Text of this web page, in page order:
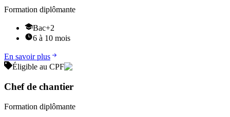
Formation diplômante
Bac+2
6 à 10 mois
En savoir plus
Éligible au CPF
Chef de chantier
Formation diplômante